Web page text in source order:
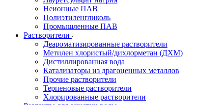
Неионные ПАВ
Полиэтиленгликоль
Промышленные ПАВ
Растворители
Деароматизированные растворители
Метилен хлористый/дихлорметан (ДХМ)
Дистиллированная вода
Катализаторы из драгоценных металлов
Прочие растворители
Терпеновые растворители
Хлорированные растворители